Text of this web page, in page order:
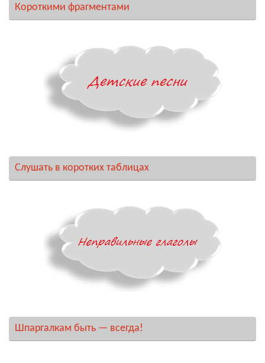
Короткими фрагментами
Слушать в коротких таблицах
Шпаргалкам быть — всегда!